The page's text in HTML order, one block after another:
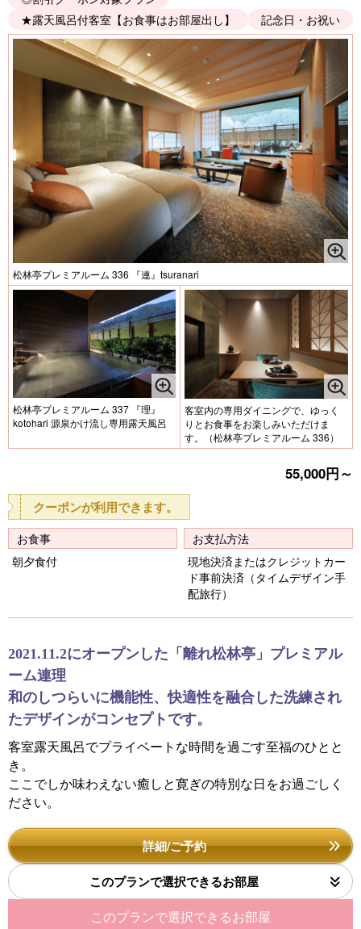
★露天風呂付客室【お食事はお部屋出し】
記念日・お祝い
松林亭プレミアルーム 336 『連』tsuranari
松林亭プレミアルーム 337 『理』
kotohari 源泉かけ流し専用露天風呂
客室内の専用ダイニングで、ゆっく
りとお食事をお楽しみいただけま
す。（松林亭プレミアルーム 336）
55,000円～
クーポンが利用できます。
お食事
朝夕食付
お支払方法
現地決済またはクレジットカー
ド事前決済（タイムデザイン手
配旅行）
2021.11.2にオープンした「離れ松林亭」プレミアル
ーム連理
和のしつらいに機能性、快適性を融合した洗練され
たデザインがコンセプトです。
客室露天風呂でプライベートな時間を過ごす至福のひとと
き。
ここでしか味わえない癒しと寛ぎの特別な日をお過ごしく
ださい。
詳細/ご予約
このプランで選択できるお部屋
このプランで選択できるお部屋